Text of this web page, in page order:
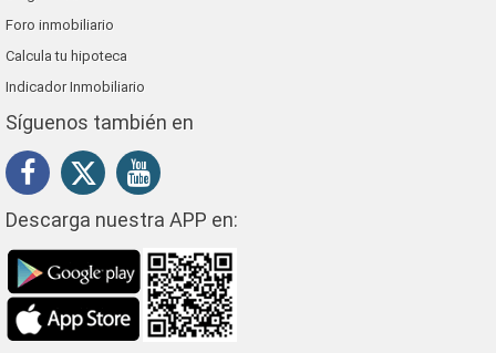
Foro inmobiliario
Calcula tu hipoteca
Indicador Inmobiliario
Síguenos también en
Descarga nuestra APP en: